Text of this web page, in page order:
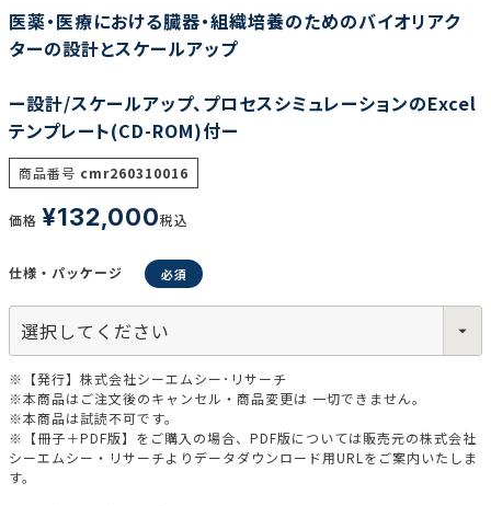
リセット 検索する
医薬・医療における臓器・組織培養のためのバイオリアク
ターの設計とスケールアップ
ー設計/スケールアップ、プロセスシミュレーションのExcel
テンプレート(CD-ROM)付ー
商品番号 cmr260310016
価格 ¥132,000税込
仕様・パッケージ
※【発行】株式会社シーエムシー･リサーチ
※本商品はご注文後のキャンセル・商品変更は 一切できません。
※本商品は試読不可です。
※【冊子＋PDF版】をご購入の場合、PDF版については販売元の株式会社
シーエムシー・リサーチよりデータダウンロード用URLをご案内いたしま
す。